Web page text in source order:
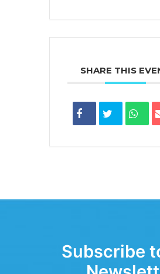
SHARE THIS
Subscribe